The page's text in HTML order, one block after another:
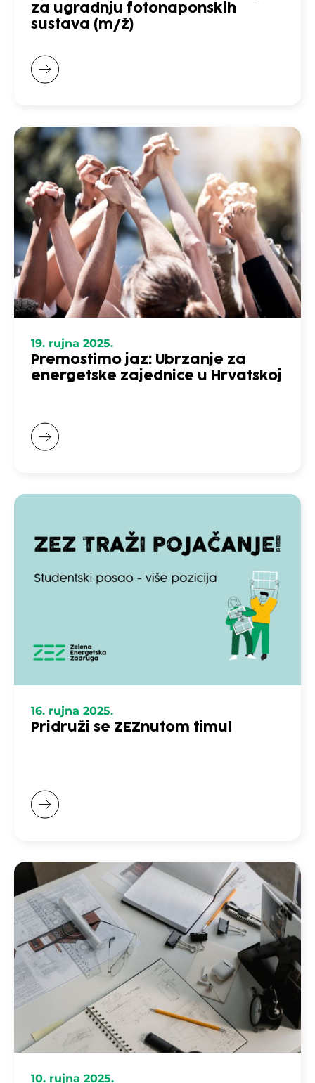
za ugradnju fotonaponskih
sustava (m/ž)
19. rujna 2025.
Premostimo jaz: Ubrzanje za
energetske zajednice u Hrvatskoj
16. rujna 2025.
Pridruži se ZEZnutom timu!
10. rujna 2025.